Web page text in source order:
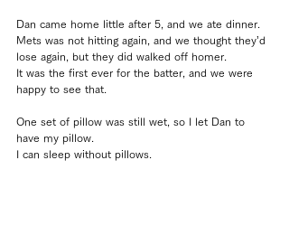
Dan came home little after 5, and we ate dinner.
Mets was not hitting again, and we thought they’d
lose again, but they did walked off homer.
It was the first ever for the batter, and we were
happy to see that.
One set of pillow was still wet, so I let Dan to
have my pillow.
I can sleep without pillows.